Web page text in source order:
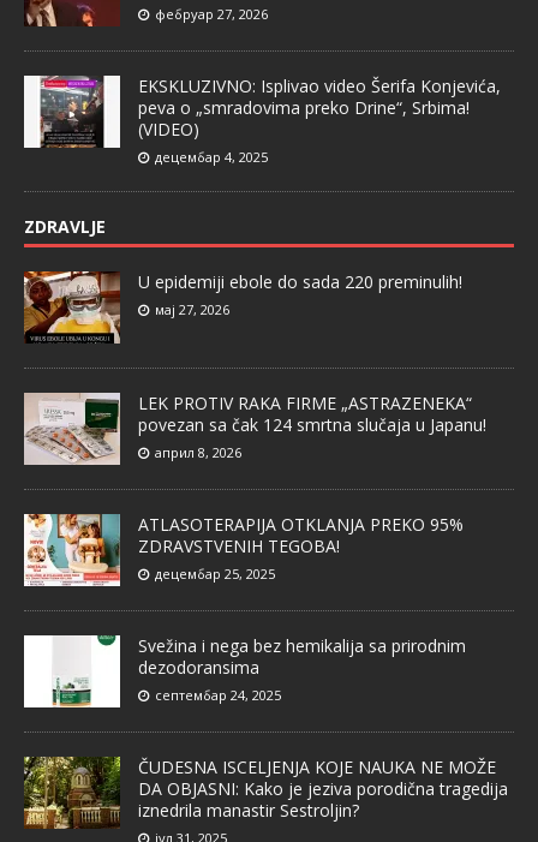
фебруар 27, 2026
EKSKLUZIVNO: Isplivao video Šerifa Konjevića,
peva o „smradovima preko Drine“, Srbima!
(VIDEO)
децембар 4, 2025
ZDRAVLJE
U epidemiji ebole do sada 220 preminulih!
мај 27, 2026
LEK PROTIV RAKA FIRME „ASTRAZENEKA“
povezan sa čak 124 smrtna slučaja u Japanu!
април 8, 2026
ATLASOTERAPIJA OTKLANJA PREKO 95%
ZDRAVSTVENIH TEGOBA!
децембар 25, 2025
Svežina i nega bez hemikalija sa prirodnim
dezodoransima
септембар 24, 2025
ČUDESNA ISCELJENJA KOJE NAUKA NE MOŽE
DA OBJASNI: Kako je jeziva porodična tragedija
iznedrila manastir Sestroljin?
јул 31, 2025